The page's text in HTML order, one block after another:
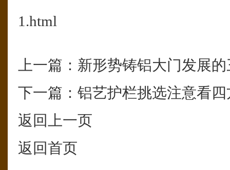
1.html
上一篇： 新形势铸铝大门发展
下一篇： 铝艺护栏挑选注意看四
返回上一页
返回首页